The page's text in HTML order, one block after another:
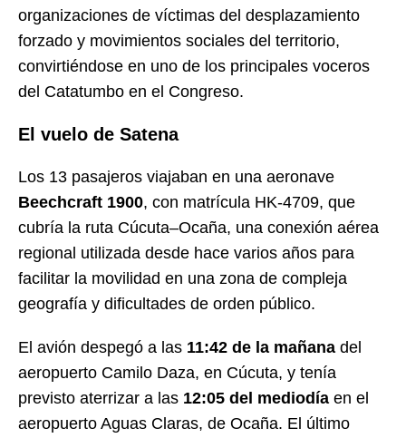
organizaciones de víctimas del desplazamiento
forzado y movimientos sociales del territorio,
convirtiéndose en uno de los principales voceros
del Catatumbo en el Congreso.
El vuelo de Satena
Los 13 pasajeros viajaban en una aeronave
Beechcraft 1900, con matrícula HK-4709, que
cubría la ruta Cúcuta–Ocaña, una conexión aérea
regional utilizada desde hace varios años para
facilitar la movilidad en una zona de compleja
geografía y dificultades de orden público.
El avión despegó a las 11:42 de la mañana del
aeropuerto Camilo Daza, en Cúcuta, y tenía
previsto aterrizar a las 12:05 del mediodía en el
aeropuerto Aguas Claras, de Ocaña. El último